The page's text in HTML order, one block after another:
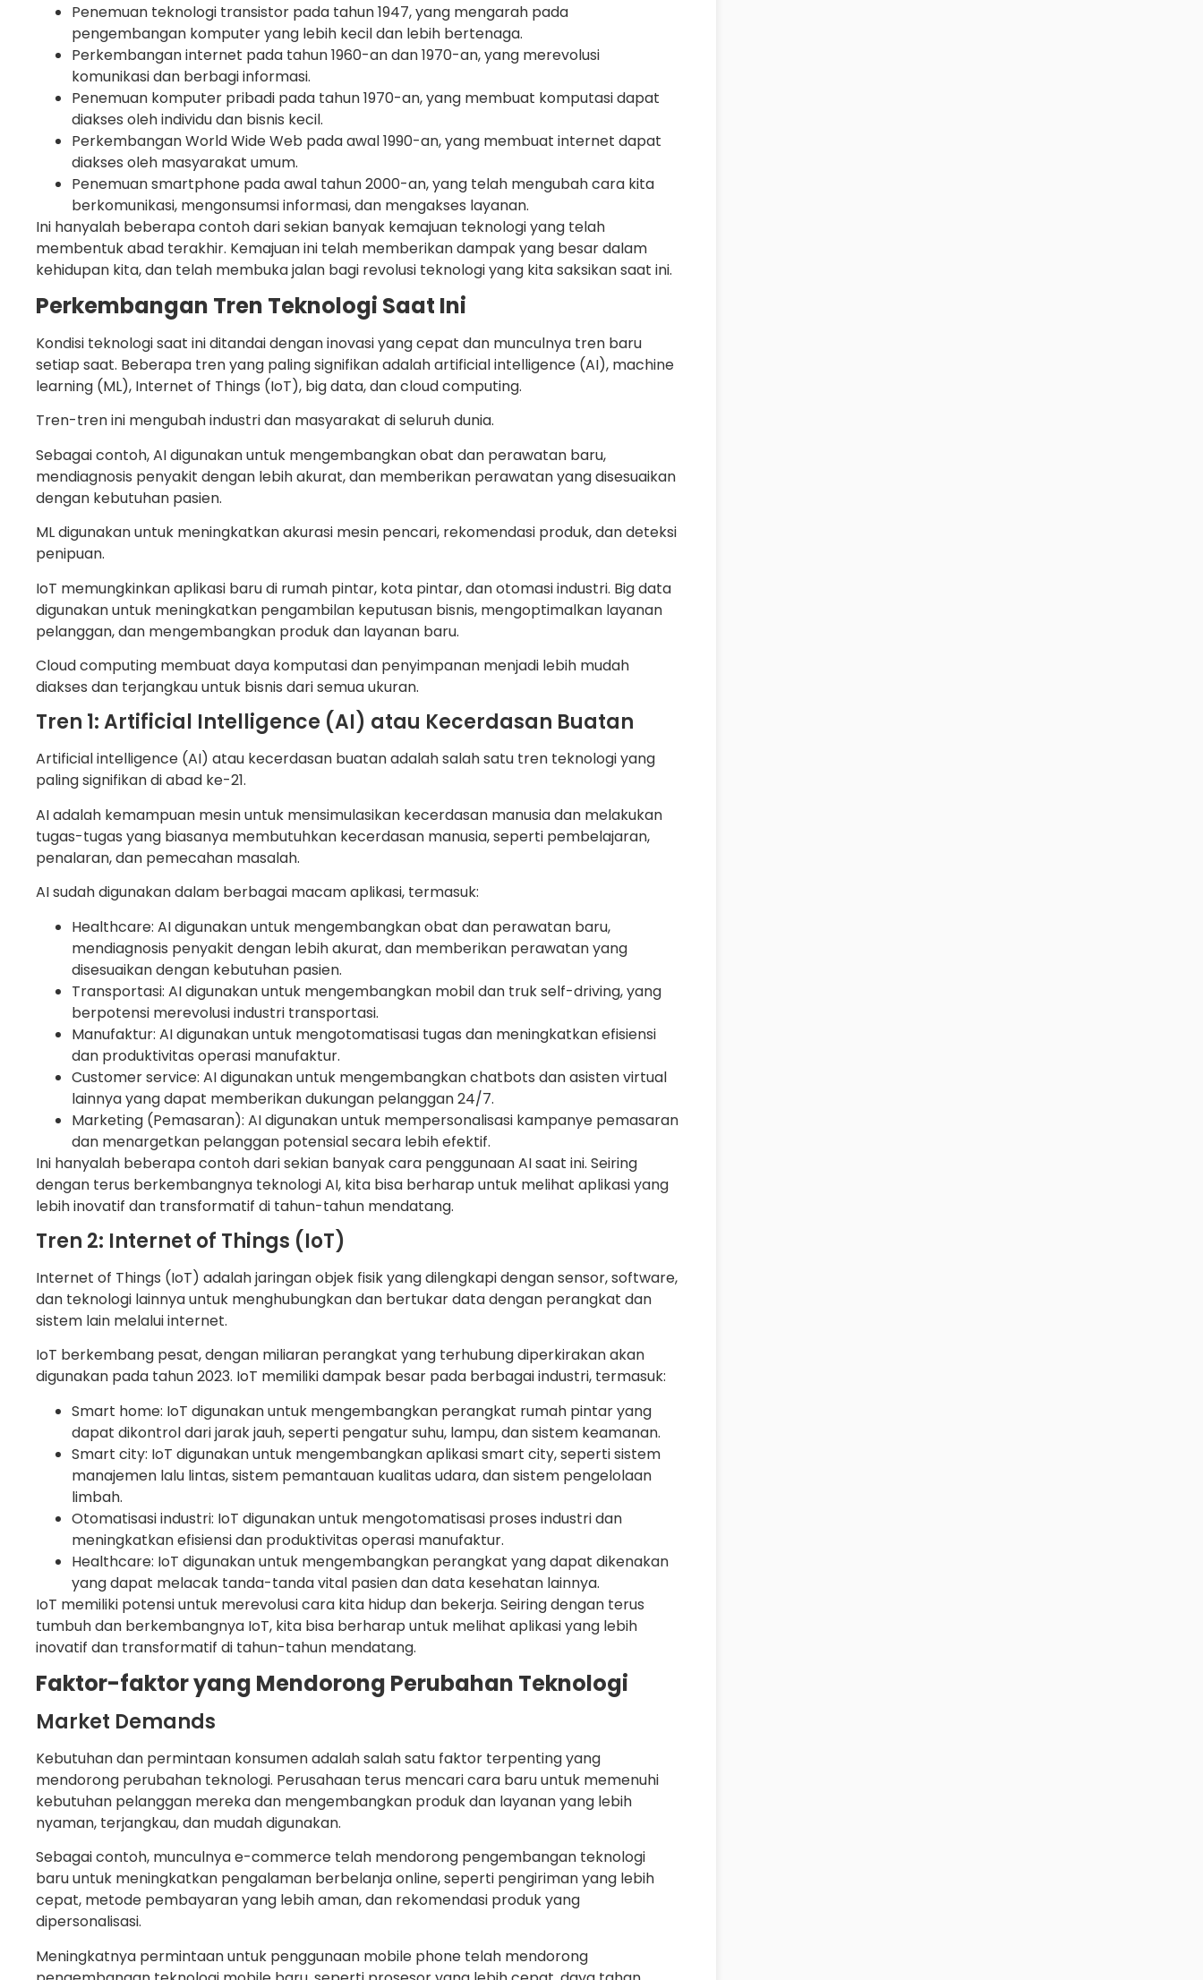
Penemuan teknologi transistor pada tahun 1947, yang mengarah pada
pengembangan komputer yang lebih kecil dan lebih bertenaga.
Perkembangan internet pada tahun 1960-an dan 1970-an, yang merevolusi
komunikasi dan berbagi informasi.
Penemuan komputer pribadi pada tahun 1970-an, yang membuat komputasi dapat
diakses oleh individu dan bisnis kecil.
Perkembangan World Wide Web pada awal 1990-an, yang membuat internet dapat
diakses oleh masyarakat umum.
Penemuan smartphone pada awal tahun 2000-an, yang telah mengubah cara kita
berkomunikasi, mengonsumsi informasi, dan mengakses layanan.
Ini hanyalah beberapa contoh dari sekian banyak kemajuan teknologi yang telah
membentuk abad terakhir. Kemajuan ini telah memberikan dampak yang besar dalam
kehidupan kita, dan telah membuka jalan bagi revolusi teknologi yang kita saksikan saat ini.
Perkembangan Tren Teknologi Saat Ini
Kondisi teknologi saat ini ditandai dengan inovasi yang cepat dan munculnya tren baru
setiap saat. Beberapa tren yang paling signifikan adalah artificial intelligence (AI), machine
learning (ML), Internet of Things (IoT), big data, dan cloud computing.
Tren-tren ini mengubah industri dan masyarakat di seluruh dunia.
Sebagai contoh, AI digunakan untuk mengembangkan obat dan perawatan baru,
mendiagnosis penyakit dengan lebih akurat, dan memberikan perawatan yang disesuaikan
dengan kebutuhan pasien.
ML digunakan untuk meningkatkan akurasi mesin pencari, rekomendasi produk, dan deteksi
penipuan.
IoT memungkinkan aplikasi baru di rumah pintar, kota pintar, dan otomasi industri. Big data
digunakan untuk meningkatkan pengambilan keputusan bisnis, mengoptimalkan layanan
pelanggan, dan mengembangkan produk dan layanan baru.
Cloud computing membuat daya komputasi dan penyimpanan menjadi lebih mudah
diakses dan terjangkau untuk bisnis dari semua ukuran.
Tren 1: Artificial Intelligence (AI) atau Kecerdasan Buatan
Artificial intelligence (AI) atau kecerdasan buatan adalah salah satu tren teknologi yang
paling signifikan di abad ke-21.
AI adalah kemampuan mesin untuk mensimulasikan kecerdasan manusia dan melakukan
tugas-tugas yang biasanya membutuhkan kecerdasan manusia, seperti pembelajaran,
penalaran, dan pemecahan masalah.
AI sudah digunakan dalam berbagai macam aplikasi, termasuk:
Healthcare: AI digunakan untuk mengembangkan obat dan perawatan baru,
mendiagnosis penyakit dengan lebih akurat, dan memberikan perawatan yang
disesuaikan dengan kebutuhan pasien.
Transportasi: AI digunakan untuk mengembangkan mobil dan truk self-driving, yang
berpotensi merevolusi industri transportasi.
Manufaktur: AI digunakan untuk mengotomatisasi tugas dan meningkatkan efisiensi
dan produktivitas operasi manufaktur.
Customer service: AI digunakan untuk mengembangkan chatbots dan asisten virtual
lainnya yang dapat memberikan dukungan pelanggan 24/7.
Marketing (Pemasaran): AI digunakan untuk mempersonalisasi kampanye pemasaran
dan menargetkan pelanggan potensial secara lebih efektif.
Ini hanyalah beberapa contoh dari sekian banyak cara penggunaan AI saat ini. Seiring
dengan terus berkembangnya teknologi AI, kita bisa berharap untuk melihat aplikasi yang
lebih inovatif dan transformatif di tahun-tahun mendatang.
Tren 2: Internet of Things (IoT)
Internet of Things (IoT) adalah jaringan objek fisik yang dilengkapi dengan sensor, software,
dan teknologi lainnya untuk menghubungkan dan bertukar data dengan perangkat dan
sistem lain melalui internet.
IoT berkembang pesat, dengan miliaran perangkat yang terhubung diperkirakan akan
digunakan pada tahun 2023. IoT memiliki dampak besar pada berbagai industri, termasuk:
Smart home: IoT digunakan untuk mengembangkan perangkat rumah pintar yang
dapat dikontrol dari jarak jauh, seperti pengatur suhu, lampu, dan sistem keamanan.
Smart city: IoT digunakan untuk mengembangkan aplikasi smart city, seperti sistem
manajemen lalu lintas, sistem pemantauan kualitas udara, dan sistem pengelolaan
limbah.
Otomatisasi industri: IoT digunakan untuk mengotomatisasi proses industri dan
meningkatkan efisiensi dan produktivitas operasi manufaktur.
Healthcare: IoT digunakan untuk mengembangkan perangkat yang dapat dikenakan
yang dapat melacak tanda-tanda vital pasien dan data kesehatan lainnya.
IoT memiliki potensi untuk merevolusi cara kita hidup dan bekerja. Seiring dengan terus
tumbuh dan berkembangnya IoT, kita bisa berharap untuk melihat aplikasi yang lebih
inovatif dan transformatif di tahun-tahun mendatang.
Faktor-faktor yang Mendorong Perubahan Teknologi
Market Demands
Kebutuhan dan permintaan konsumen adalah salah satu faktor terpenting yang
mendorong perubahan teknologi. Perusahaan terus mencari cara baru untuk memenuhi
kebutuhan pelanggan mereka dan mengembangkan produk dan layanan yang lebih
nyaman, terjangkau, dan mudah digunakan.
Sebagai contoh, munculnya e-commerce telah mendorong pengembangan teknologi
baru untuk meningkatkan pengalaman berbelanja online, seperti pengiriman yang lebih
cepat, metode pembayaran yang lebih aman, dan rekomendasi produk yang
dipersonalisasi.
Meningkatnya permintaan untuk penggunaan mobile phone telah mendorong